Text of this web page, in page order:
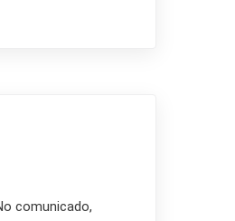
comunicado,